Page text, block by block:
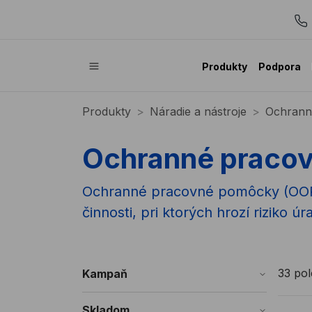
Produkty Podpora
Produkty Náradie a nástroje
Ochranné
Ochranné pracovné pomôcky
činnosti, pri ktorých hrozí riziko
Kampaň 33